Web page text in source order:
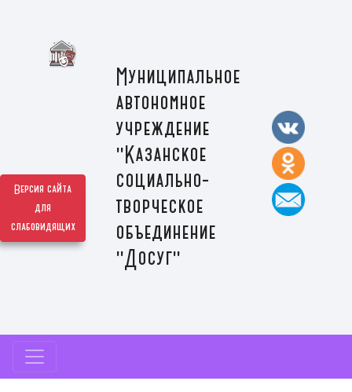
Версия сайта
для
слабовидящих
Муниципальное
автономное
учреждение
"Казанское
социально-
творческое
объединение
"Досуг"